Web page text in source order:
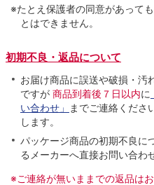
※たとえ保護者の同意があって
とはできません。
初期不良・返品について
お届け商品に誤送や破損・汚
ですが 商品到着後７日以内に
い合わせ」
までご連絡くださ
します。
パッケージ商品の初期不良に
るメーカーへ直接お問い合わ
※ご連絡が無いままでの返品は